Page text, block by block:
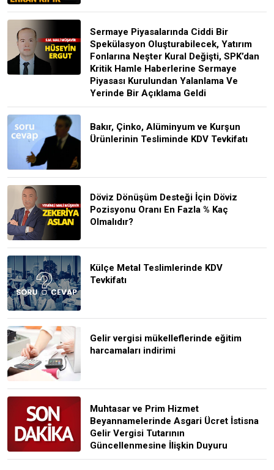
Sermaye Piyasalarında Ciddi Bir
Spekülasyon Oluşturabilecek, Yatırım
Fonlarına Neşter Kural Değişti, SPK’dan
Kritik Hamle Haberlerine Sermaye
Piyasası Kurulundan Yalanlama Ve
Yerinde Bir Açıklama Geldi
Bakır, Çinko, Alüminyum ve Kurşun
Ürünlerinin Tesliminde KDV Tevkifatı
Döviz Dönüşüm Desteği İçin Döviz
Pozisyonu Oranı En Fazla % Kaç
Olmalıdır?
Külçe Metal Teslimlerinde KDV
Tevkifatı
Gelir vergisi mükelleflerinde eğitim
harcamaları indirimi
Muhtasar ve Prim Hizmet
Beyannamelerinde Asgari Ücret İstisna
Gelir Vergisi Tutarının
Güncellenmesine İlişkin Duyuru